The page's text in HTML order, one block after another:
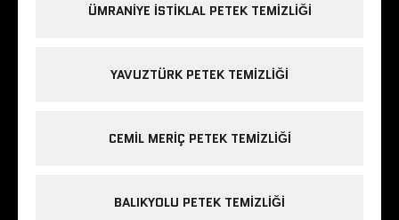
ÜMRANIYE ISTIKLAL PETEK TEMIZLIĞI
YAVUZTÜRK PETEK TEMIZLIĞI
CEMIL MERIÇ PETEK TEMIZLIĞI
BALIKYOLU PETEK TEMIZLIĞI